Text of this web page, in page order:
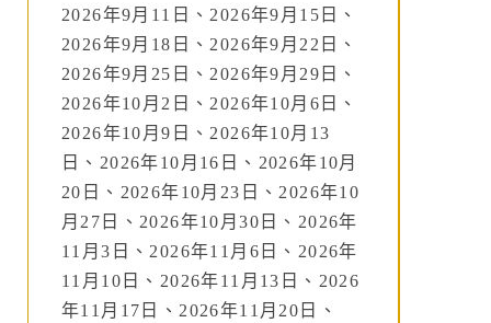
2026年9月11日、2026年9月15日、
2026年9月18日、2026年9月22日、
2026年9月25日、2026年9月29日、
2026年10月2日、2026年10月6日、
2026年10月9日、2026年10月13
日、2026年10月16日、2026年10月
20日、2026年10月23日、2026年10
月27日、2026年10月30日、2026年
11月3日、2026年11月6日、2026年
11月10日、2026年11月13日、2026
年11月17日、2026年11月20日、